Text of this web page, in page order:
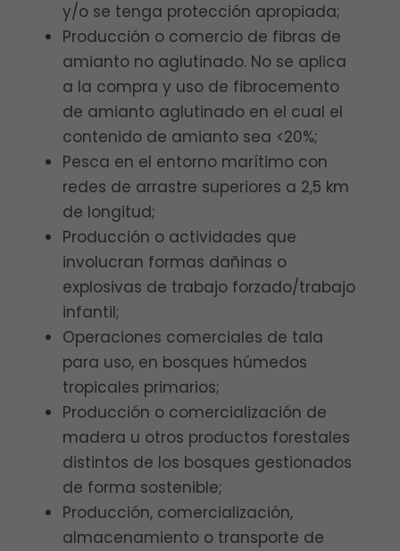
y/o se tenga protección apropiada;
Producción o comercio de fibras de
amianto no aglutinado. No se aplica
a la compra y uso de fibrocemento
de amianto aglutinado en el cual el
contenido de amianto sea <20%;
Pesca en el entorno marítimo con
redes de arrastre superiores a 2,5 km
de longitud;
Producción o actividades que
involucran formas dañinas o
explosivas de trabajo forzado/trabajo
infantil;
Operaciones comerciales de tala
para uso, en bosques húmedos
tropicales primarios;
Producción o comercialización de
madera u otros productos forestales
distintos de los bosques gestionados
de forma sostenible;
Producción, comercialización,
almacenamiento o transporte de